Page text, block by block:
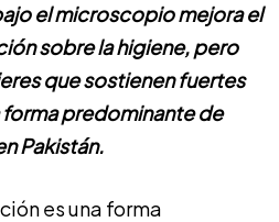
el microscopio mejora el
sobre la higiene, pero
que sostienen fuertes
forma predominante de
Pakistán.
es una forma